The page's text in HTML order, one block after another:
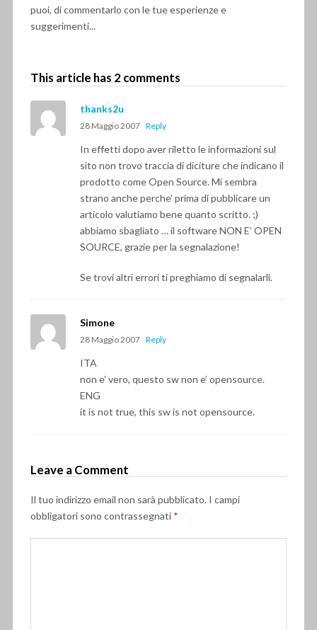
puoi, di commentarlo con le tue esperienze e
suggerimenti...
This article has 2 comments
thanks2u
28 Maggio 2007 Reply
In effetti dopo aver riletto le informazioni sul
sito non trovo traccia di diciture che indicano il
prodotto come Open Source. Mi sembra
strano anche perche’ prima di pubblicare un
articolo valutiamo bene quanto scritto. ;)
abbiamo sbagliato … il software NON E’ OPEN
SOURCE, grazie per la segnalazione!
Se trovi altri errori ti preghiamo di segnalarli.
Simone
28 Maggio 2007 Reply
ITA
non e’ vero, questo sw non e’ opensource.
ENG
it is not true, this sw is not opensource.
Leave a Comment
Il tuo indirizzo email non sarà pubblicato. I campi
obbligatori sono contrassegnati *